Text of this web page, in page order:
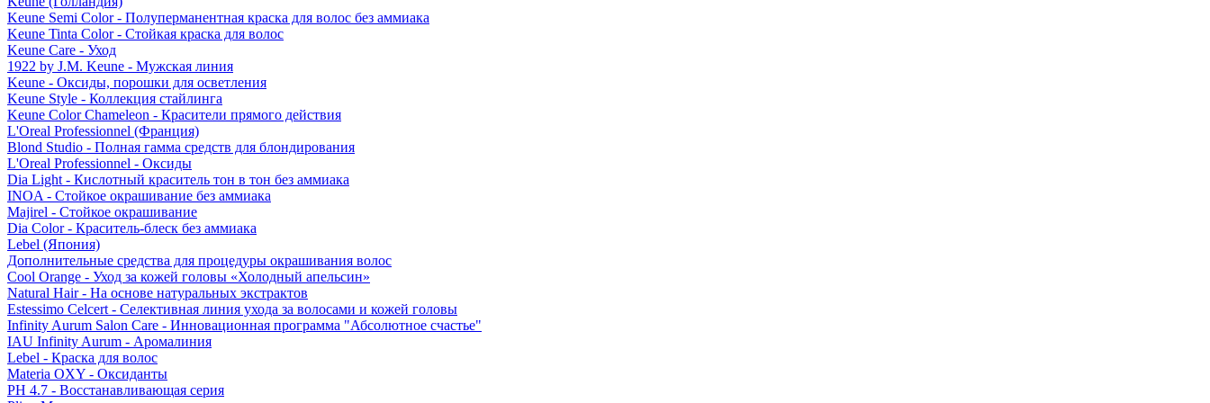
Keune Semi Color - Полуперманентная краска для волос без аммиака
Keune Tinta Color - Стойкая краска для волос
Keune Care - Уход
1922 by J.M. Keune - Мужская линия
Keune - Оксиды, порошки для осветления
Keune Style - Коллекция стайлинга
Keune Color Chameleon - Красители прямого действия
L'Oreal Professionnel (Франция)
Blond Studio - Полная гамма средств для блондирования
L'Oreal Professionnel - Оксиды
Dia Light - Кислотный краситель тон в тон без аммиака
INOA - Стойкое окрашивание без аммиака
Majirel - Стойкое окрашивание
Dia Color - Краситель-блеск без аммиака
Lebel (Япония)
Дополнительные средства для процедуры окрашивания волос
Cool Orange - Уход за кожей головы «Холодный апельсин»
Natural Hair - На основе натуральных экстрактов
Estessimo Celcert - Селективная линия ухода за волосами и кожей головы
Infinity Aurum Salon Care - Инновационная программа "Абсолютное счастье"
IAU Infinity Aurum - Аромалиния
Lebel - Краска для волос
Materia OXY - Оксиданты
PH 4.7 - Восстанавливающая серия